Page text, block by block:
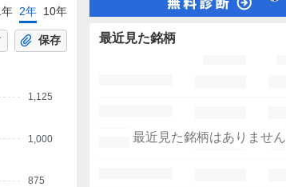
年 2年 10年
保存
875
1,000
1,125
最近見た銘柄
最近見た銘柄はありません